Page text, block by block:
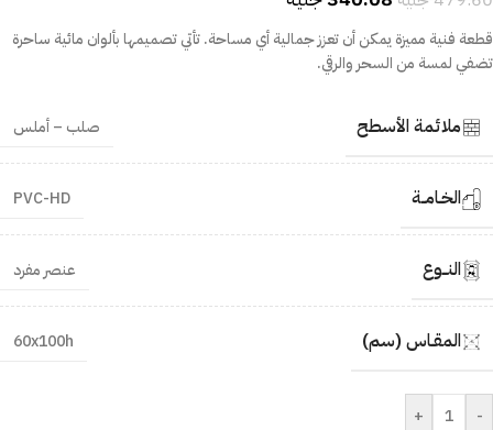
قطعة فنية مميزة يمكن أن تعزز جمالية أي مساحة. تأتي تصميمها بألوان مائية ساحرة
تضفي لمسة من السحر والرقي.
ملائمة الأسطح صلب – أملس
الخـامــة PVC-HD
النــوع عنصر مفرد
المقـاس (سم) 60x100h
-
+